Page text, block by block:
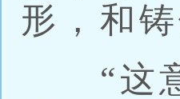
形，和
“这意